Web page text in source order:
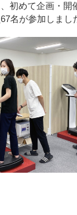
初めて企画・開
名が参加しまし